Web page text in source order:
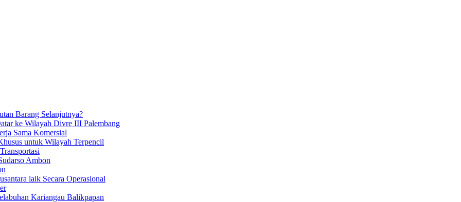
Barang Selanjutnya?
ke Wilayah Divre III Palembang
Sama Komersial
untuk Wilayah Terpencil
Ambon
laik Secara Operasional
Kariangau Balikpapan